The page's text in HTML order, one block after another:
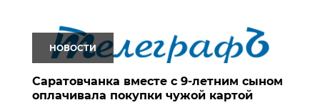
НОВОСТИ
Саратовчанка вместе с 9-летним сыном
оплачивала покупки чужой картой